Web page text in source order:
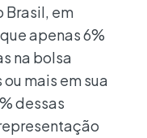
Brasil, em
apenas 6%
na bolsa
mais em sua
dessas